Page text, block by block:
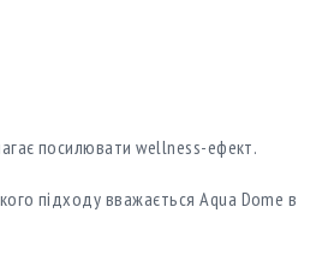
посилювати wellness-ефект.
підходу вважається Aqua Dome в